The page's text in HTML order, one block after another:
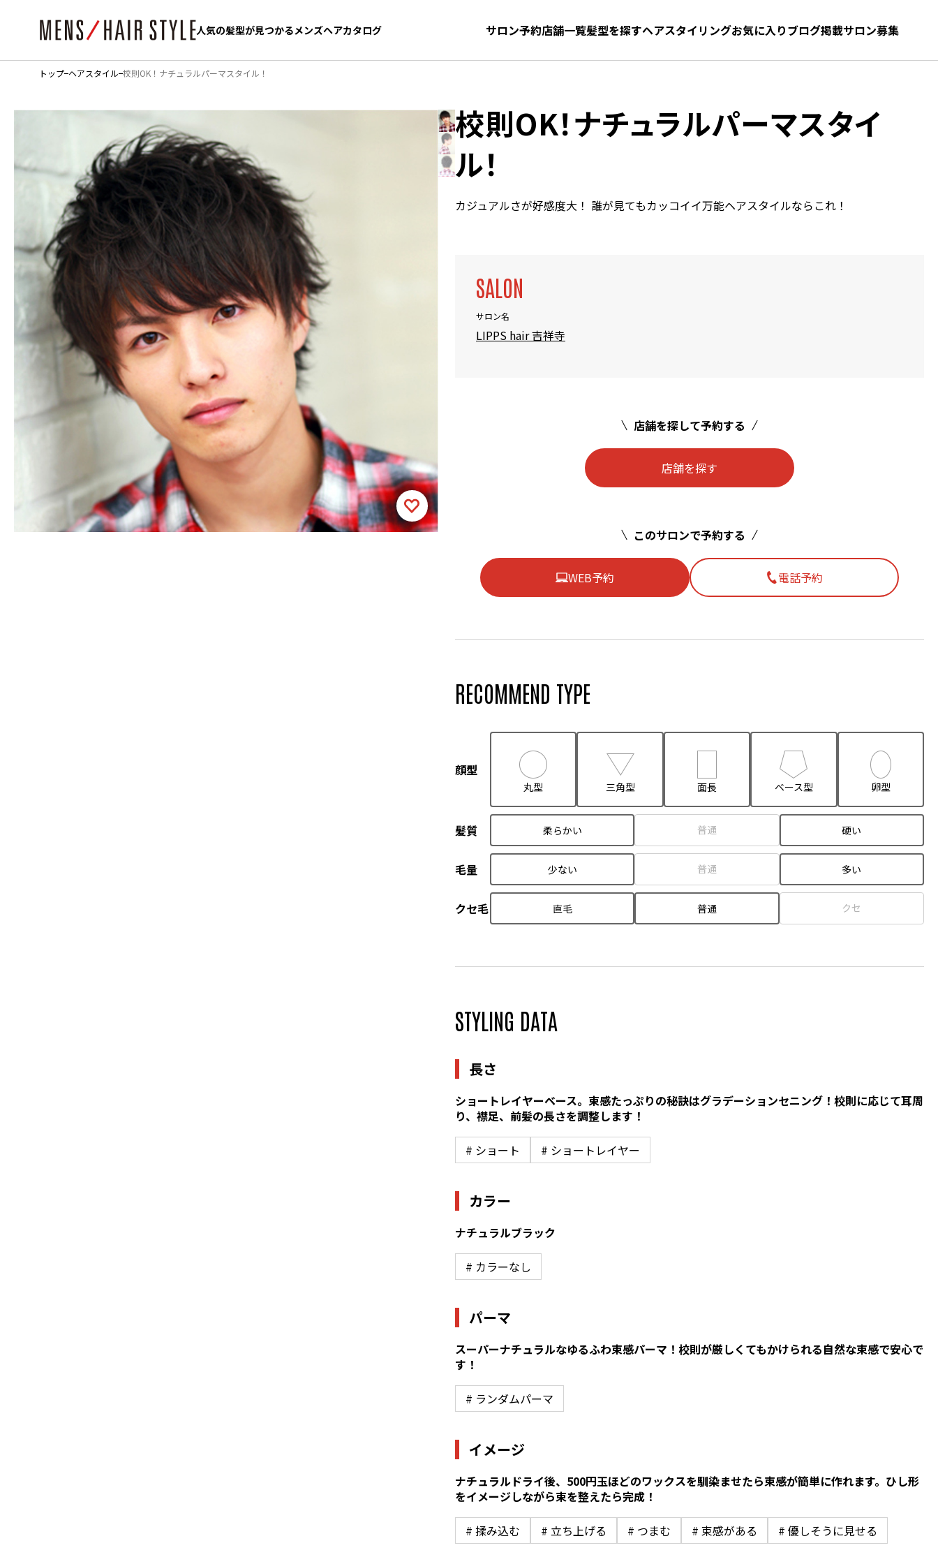
人気の髪型が見つかるメンズヘアカタログ サロン予約店舗一覧髪型を探すヘアスタイリングお気に入りブログ掲載サロン募集
人気の髪型が見つかるメンズヘアカタログ お気に入り 髪型をさがす
トップ ヘアスタイル 校則OK！ナチュラルパーマスタイル！
校則OK！ナチュラルパーマスタイ
ル！
カジュアルさが好感度大！ 誰が見てもカッコイイ万能ヘアスタイルならこれ！
SALON
サロン名
LIPPS hair 吉祥寺
店舗を探して予約する
店舗を探す
このサロンで予約する
WEB予約 電話予約
RECOMMEND TYPE
顔型
丸型 三角型 面長 ベース型 卵型
髪質 柔らかい 普通 硬い
毛量 少ない 普通 多い
クセ毛 直毛 普通 クセ
STYLING DATA
長さ
ショートレイヤーベース。束感たっぷりの秘訣はグラデーションセニング！校則に応じて耳周
り、襟足、前髪の長さを調整します！
# ショート # ショートレイヤー
カラー
ナチュラルブラック
# カラーなし
パーマ
スーパーナチュラルなゆるふわ束感パーマ！校則が厳しくてもかけられる自然な束感で安心で
す！
# ランダムパーマ
イメージ
ナチュラルドライ後、500円玉ほどのワックスを馴染ませたら束感が簡単に作れます。ひし形
をイメージしながら束を整えたら完成！
# 揉み込む # 立ち上げる # つまむ # 束感がある # 優しそうに見せる